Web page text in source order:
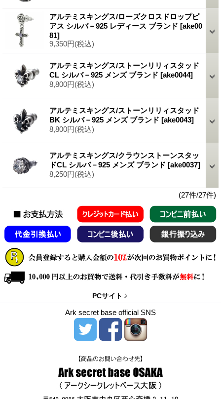
アルテミスキングス/ローズクロスドロップピ
アス シルバ－925 レディース ブランド [ake00
81]
9,350円(税込)
アルテミスキングス/ストーンリリィスタッド
CL シルバ－925 メンズ ブランド [ake0044]
8,800円(税込)
アルテミスキングス/ストーンリリィスタッド
BK シルバ－925 メンズ ブランド [ake0043]
8,800円(税込)
アルテミスキングス/クラウンストーンスタッ
ドCL シルバ－925 メンズ ブランド [ake0037]
8,250円(税込)
(27件/27件)
PCサイト
Ark secret base official SNS